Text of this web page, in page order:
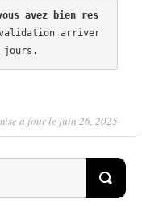
avez bien res
arriver
à jour le juin 26, 2025